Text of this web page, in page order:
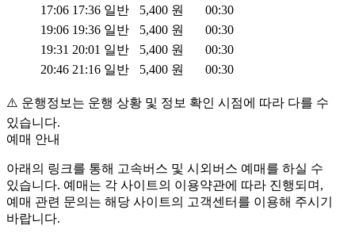
17:06 17:36 일반 5,400 원
00:30
19:06 19:36 일반 5,400 원
00:30
19:31 20:01 일반 5,400 원
00:30
20:46 21:16 일반 5,400 원 00:30
⚠️ 운행정보는 운행 상황 및 정보 확인 시점에 따라 다를 수
있습니다.
예매 안내
아래의 링크를 통해 고속버스 및 시외버스 예매를 하실 수
있습니다. 예매는 각 사이트의 이용약관에 따라 진행되며,
예매 관련 문의는 해당 사이트의 고객센터를 이용해 주시기
바랍니다.